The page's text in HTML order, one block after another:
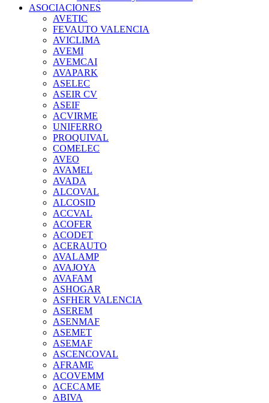
ASOCIACIONES
AVETIC
FEVAUTO VALENCIA
AVICLIMA
AVEMI
AVEMCAI
AVAPARK
ASELEC
ASEIR CV
ASEIF
ACVIRME
UNIFERRO
PROQUIVAL
COMELEC
AVEO
AVAMEL
AVADA
ALCOVAL
ALCOSID
ACCVAL
ACOFER
ACODET
ACERAUTO
AVALAMP
AVAJOYA
AVAFAM
ASHOGAR
ASFHER VALENCIA
ASEREM
ASENMAF
ASEMET
ASEMAF
ASCENCOVAL
AFRAME
ACOVEMM
ACECAME
ABIVA